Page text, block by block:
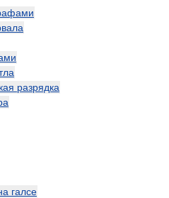
разрядка
галсе